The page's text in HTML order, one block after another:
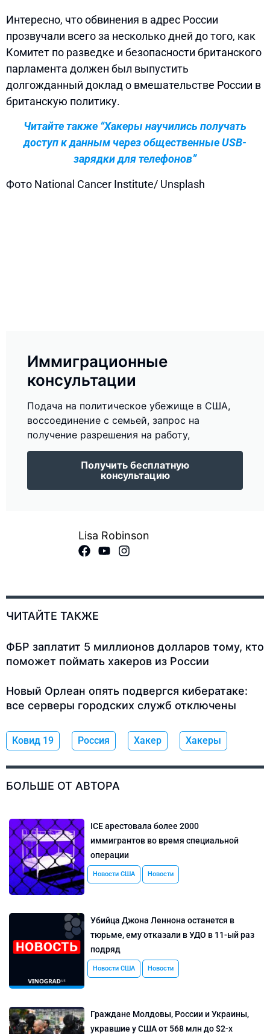
Интересно, что обвинения в адрес России
прозвучали всего за несколько дней до того, как
Комитет по разведке и безопасности британского
парламента должен был выпустить
долгожданный доклад о вмешательстве России в
британскую политику.
Читайте также “Хакеры научились получать
доступ к данным через общественные USB-
зарядки для телефонов”
Фото National Cancer Institute/ Unsplash
Иммиграционные
консультации
Подача на политическое убежище в США,
воссоединение с семьей, запрос на
получение разрешения на работу,
Получить бесплатную
консультацию
Lisa Robinson
ЧИТАЙТЕ ТАКЖЕ
ФБР заплатит 5 миллионов долларов тому, кто
поможет поймать хакеров из России
Новый Орлеан опять подвергся кибератаке:
все серверы городских служб отключены
Ковид 19 Россия Хакер Хакеры
БОЛЬШЕ ОТ АВТОРА
ICE арестовала более 2000
иммигрантов во время специальной
операции
Новости США Новости
Убийца Джона Леннона останется в
тюрьме, ему отказали в УДО в 11-ый раз
подряд
Новости США Новости
Граждане Молдовы, России и Украины,
укравшие у США от 568 млн до $2-х